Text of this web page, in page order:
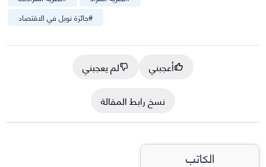
#جائزة نوبل في الاقتصاد
أعجبني
لم يعجبني
نسخ رابط المقالة
الكاتب